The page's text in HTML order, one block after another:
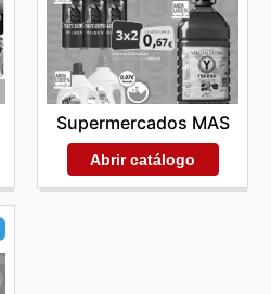
Supermercados MAS
Abrir catálogo